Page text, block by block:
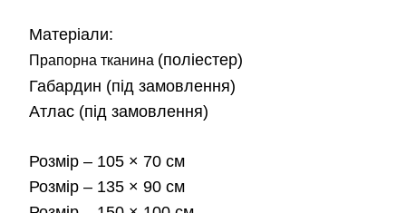
Матеріали:
Прапорна тканина (поліестер)
Габардин (під замовлення)
Атлас (під замовлення)
Розмір – 105 × 70 см
Розмір – 135 × 90 см